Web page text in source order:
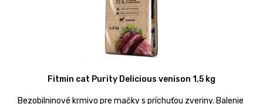
Fitmin cat Purity Delicious venison 1,5 kg
Bezobilninové krmivo pre mačky s príchuťou zveriny. Balenie